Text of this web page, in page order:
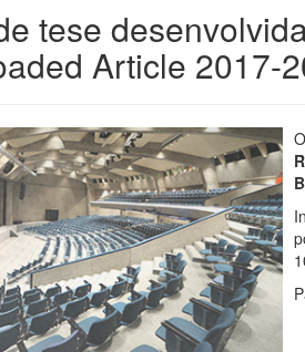
tese
Article 2017-